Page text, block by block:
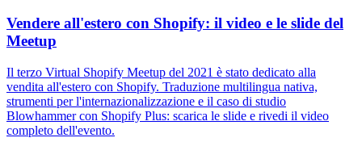
Vendere all'estero con Shopify: il video e le slide del
Meetup
Il terzo Virtual Shopify Meetup del 2021 è stato dedicato alla
vendita all'estero con Shopify. Traduzione multilingua nativa,
strumenti per l'internazionalizzazione e il caso di studio
Blowhammer con Shopify Plus: scarica le slide e rivedi il video
completo dell'evento.